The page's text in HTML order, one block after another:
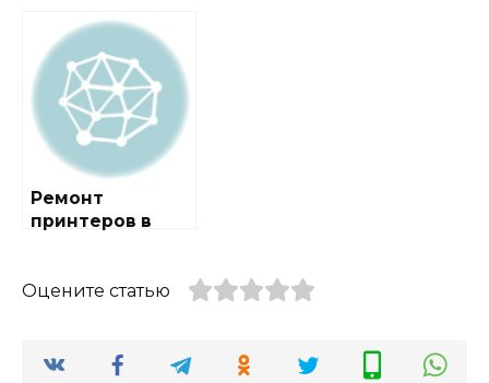
Ремонт
принтеров в
Оцените статью